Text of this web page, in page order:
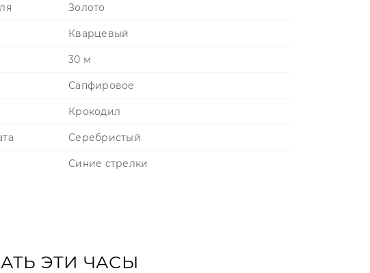
Золото
Кварцевый
30 м
Сапфировое
Крокодил
Серебристый
Синие стрелки
ЭТИ ЧАСЫ